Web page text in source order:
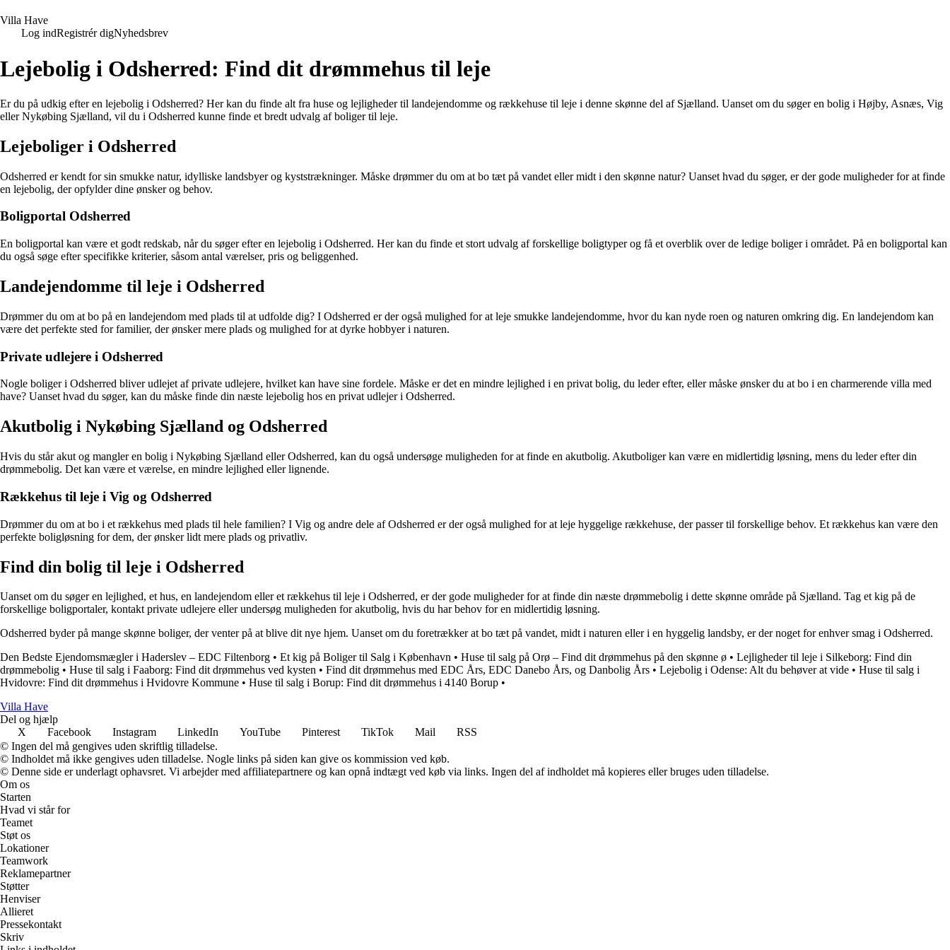
Villa Have
Log indRegistrér digNyhedsbrev
Lejebolig i Odsherred: Find dit drømmehus til leje
Er du på udkig efter en lejebolig i Odsherred? Her kan du finde alt fra huse og lejligheder til landejendomme og rækkehuse til leje i denne skønne del af Sjælland. Uanset om du søger en bolig i Højby, Asnæs, Vig
eller Nykøbing Sjælland, vil du i Odsherred kunne finde et bredt udvalg af boliger til leje.
Lejeboliger i Odsherred
Odsherred er kendt for sin smukke natur, idylliske landsbyer og kyststrækninger. Måske drømmer du om at bo tæt på vandet eller midt i den skønne natur? Uanset hvad du søger, er der gode muligheder for at finde
en lejebolig, der opfylder dine ønsker og behov.
Boligportal Odsherred
En boligportal kan være et godt redskab, når du søger efter en lejebolig i Odsherred. Her kan du finde et stort udvalg af forskellige boligtyper og få et overblik over de ledige boliger i området. På en boligportal kan
du også søge efter specifikke kriterier, såsom antal værelser, pris og beliggenhed.
Landejendomme til leje i Odsherred
Drømmer du om at bo på en landejendom med plads til at udfolde dig? I Odsherred er der også mulighed for at leje smukke landejendomme, hvor du kan nyde roen og naturen omkring dig. En landejendom kan
være det perfekte sted for familier, der ønsker mere plads og mulighed for at dyrke hobbyer i naturen.
Private udlejere i Odsherred
Nogle boliger i Odsherred bliver udlejet af private udlejere, hvilket kan have sine fordele. Måske er det en mindre lejlighed i en privat bolig, du leder efter, eller måske ønsker du at bo i en charmerende villa med
have? Uanset hvad du søger, kan du måske finde din næste lejebolig hos en privat udlejer i Odsherred.
Akutbolig i Nykøbing Sjælland og Odsherred
Hvis du står akut og mangler en bolig i Nykøbing Sjælland eller Odsherred, kan du også undersøge muligheden for at finde en akutbolig. Akutboliger kan være en midlertidig løsning, mens du leder efter din
drømmebolig. Det kan være et værelse, en mindre lejlighed eller lignende.
Rækkehus til leje i Vig og Odsherred
Drømmer du om at bo i et rækkehus med plads til hele familien? I Vig og andre dele af Odsherred er der også mulighed for at leje hyggelige rækkehuse, der passer til forskellige behov. Et rækkehus kan være den
perfekte boligløsning for dem, der ønsker lidt mere plads og privatliv.
Find din bolig til leje i Odsherred
Uanset om du søger en lejlighed, et hus, en landejendom eller et rækkehus til leje i Odsherred, er der gode muligheder for at finde din næste drømmebolig i dette skønne område på Sjælland. Tag et kig på de
forskellige boligportaler, kontakt private udlejere eller undersøg muligheden for akutbolig, hvis du har behov for en midlertidig løsning.
Odsherred byder på mange skønne boliger, der venter på at blive dit nye hjem. Uanset om du foretrækker at bo tæt på vandet, midt i naturen eller i en hyggelig landsby, er der noget for enhver smag i Odsherred.
Den Bedste Ejendomsmægler i Haderslev – EDC Filtenborg • Et kig på Boliger til Salg i København • Huse til salg på Orø – Find dit drømmehus på den skønne ø • Lejligheder til leje i Silkeborg: Find din
drømmebolig • Huse til salg i Faaborg: Find dit drømmehus ved kysten • Find dit drømmehus med EDC Års, EDC Danebo Års, og Danbolig Års • Lejebolig i Odense: Alt du behøver at vide • Huse til salg i
Hvidovre: Find dit drømmehus i Hvidovre Kommune • Huse til salg i Borup: Find dit drømmehus i 4140 Borup •
Villa Have
Del og hjælp
X
Facebook Instagram LinkedIn YouTube Pinterest TikTok Mail
RSS
© Ingen del må gengives uden skriftlig tilladelse.
© Indholdet må ikke gengives uden tilladelse. Nogle links på siden kan give os kommission ved køb.
© Denne side er underlagt ophavsret. Vi arbejder med affiliatepartnere og kan opnå indtægt ved køb via links. Ingen del af indholdet må kopieres eller bruges uden tilladelse.
Om os
Starten
Hvad vi står for
Teamet
Støt os
Lokationer
Teamwork
Reklamepartner
Støtter
Henviser
Allieret
Pressekontakt
Skriv